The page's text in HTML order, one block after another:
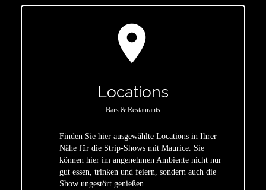
location_on
Locations
Bars & Restaurants
Finden Sie hier ausgewählte Locations in Ihrer
Nähe für die Strip-Shows mit Maurice. Sie
können hier im angenehmen Ambiente nicht nur
gut essen, trinken und feiern, sondern auch die
Show ungestört genießen.